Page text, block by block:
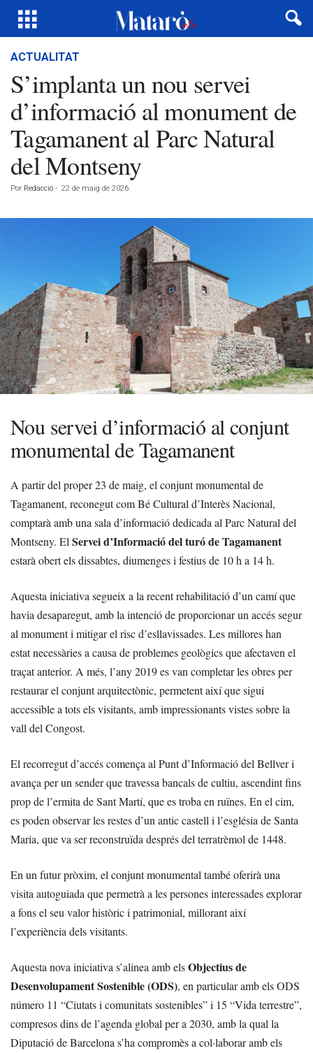
ACTUALITAT
S’implanta un nou servei
d’informació al monument de
Tagamanent al Parc Natural
del Montseny
Por Redacció - 22 de maig de 2026
Nou servei d’informació al conjunt
monumental de Tagamanent
A partir del proper 23 de maig, el conjunt monumental de
Tagamanent, reconegut com Bé Cultural d’Interès Nacional,
comptarà amb una sala d’informació dedicada al Parc Natural del
Montseny. El Servei d’Informació del turó de Tagamanent
estarà obert els dissabtes, diumenges i festius de 10 h a 14 h.
Aquesta iniciativa segueix a la recent rehabilitació d’un camí que
havia desaparegut, amb la intenció de proporcionar un accés segur
al monument i mitigar el risc d’esllavissades. Les millores han
estat necessàries a causa de problemes geològics que afectaven el
traçat anterior. A més, l’any 2019 es van completar les obres per
restaurar el conjunt arquitectònic, permetent així que sigui
accessible a tots els visitants, amb impressionants vistes sobre la
vall del Congost.
El recorregut d’accés comença al Punt d’Informació del Bellver i
avança per un sender que travessa bancals de cultiu, ascendint fins
prop de l’ermita de Sant Martí, que es troba en ruïnes. En el cim,
es poden observar les restes d’un antic castell i l’església de Santa
Maria, que va ser reconstruïda després del terratrèmol de 1448.
En un futur pròxim, el conjunt monumental també oferirà una
visita autoguiada que permetrà a les persones interessades explorar
a fons el seu valor històric i patrimonial, millorant així
l’experiència dels visitants.
Aquesta nova iniciativa s’alinea amb elsObjectius de
Desenvolupament Sostenible (ODS), en particular amb els ODS
número 11 “Ciutats i comunitats sostenibles” i 15 “Vida terrestre”,
compresos dins de l’agenda global per a 2030, amb la qual la
Diputació de Barcelona s’ha compromès a col·laborar amb els